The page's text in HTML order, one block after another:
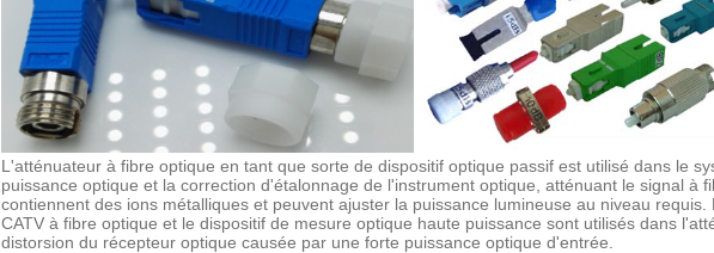
L'atténuateur à fibre optique en tant que sorte de dispositif optique passif est utilisé dans le
puissance optique et la correction d'étalonnage de l'instrument optique, atténuant le signal à
contiennent des ions métalliques et peuvent ajuster la puissance lumineuse au niveau
CATV à fibre optique et le dispositif de mesure optique haute puissance sont utilisés dans
distorsion du récepteur optique causée par une forte puissance optique d'entrée.